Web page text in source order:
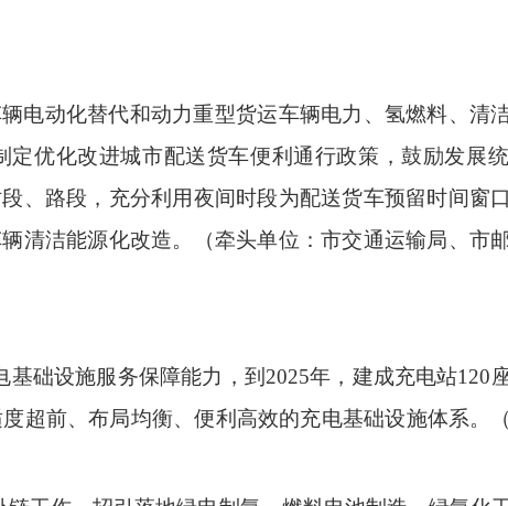
电动化替代和动力重型货运车辆电力、氢燃料、清
优化改进城市配送货车便利通行政策，鼓励发展
、路段，充分利用夜间时段为配送货车预留时间窗
清洁能源化改造。（牵头单位：市交通运输局、市
础设施服务保障能力，到2025年，建成充电站120
超前、布局均衡、便利高效的充电基础设施体系。